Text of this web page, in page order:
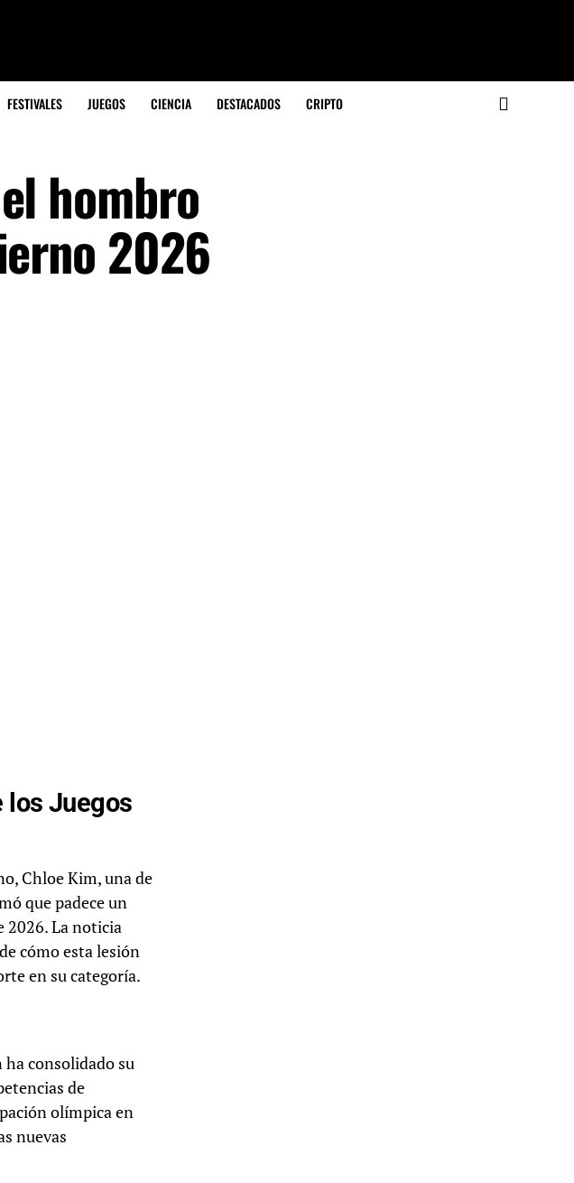
FESTIVALES JUEGOS CIENCIA DESTACADOS CRIPTO
hombro
2026
los Juegos
Chloe Kim, una de
que padece un
2026. La noticia
cómo esta lesión
en su categoría.
consolidado su
de
olímpica en
nuevas